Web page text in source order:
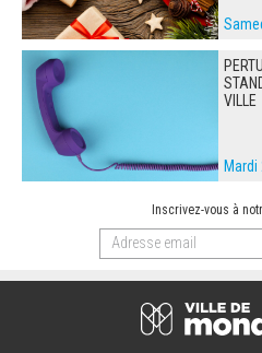
VILLE
Inscrivez-vous à